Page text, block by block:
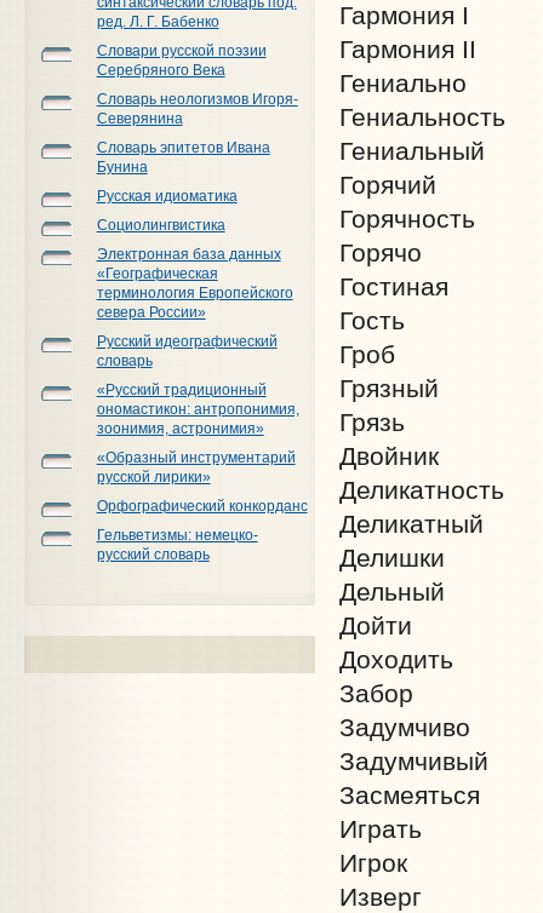
ред. Л. Г. Бабенко
Словари русской поэзии
Серебряного Века
Словарь неологизмов Игоря-
Северянина
Словарь эпитетов Ивана
Бунина
Русская идиоматика
Социолингвистика
Электронная база данных
«Географическая
терминология Европейского
севера России»
Русский идеографический
словарь
«Русский традиционный
ономастикон: антропонимия,
зоонимия, астронимия»
«Образный инструментарий
русской лирики»
Орфографический конкорданс
Гельветизмы: немецко-
русский словарь
Гармония I
Гармония II
Гениально
Гениальность
Гениальный
Горячий
Горячность
Горячо
Гостиная
Гость
Гроб
Грязный
Грязь
Двойник
Деликатность
Деликатный
Делишки
Дельный
Дойти
Доходить
Забор
Задумчиво
Задумчивый
Засмеяться
Играть
Игрок
Изверг